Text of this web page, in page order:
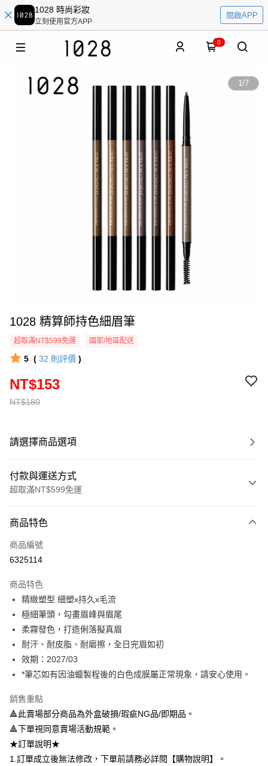
1028 時尚彩妝
立刻使用官方APP
開啟APP
0
1/7
1028 精算師持色細眉筆
超取滿NT$599免運 國家/地區配送
5 ( 32 則評價 )
NT$180
NT$153
請選擇商品選項
付款與運送方式
超取滿NT$599免運
信用卡一次付款
超商取貨付款
Apple Pay
悠遊付
Google Pay
全盈+PAY
相關說明
【關於「AFTEE先享後付」】
AFTEE先享後付是「在收到商品之後才付款」的支付方式。 讓您購物簡單
便利好安心！
１．簡單：不需註冊會員、不需綁卡、不需儲值。
２．便利：只要手機號碼，簡訊認證，即可結帳。
商品特色
商品編號
6325114
商品特色
精緻塑型 細塑x持久x毛流
極細筆頭，勾畫眉峰與眉尾
柔霧發色，打造俐落擬真眉
耐汗、耐皮脂、耐磨擦，全日完眉如初
效期：2027/03
*筆芯如有因油蠟製程後的白色成膜屬正常現象，請安心使用。
銷售重點
🔺此賣場部分商品為外盒破損/瑕疵NG品/即期品。
🔺下單視同意賣場活動規範。
★訂單說明★
1.訂單成立後無法修改，下單前請務必詳閱【購物說明】。